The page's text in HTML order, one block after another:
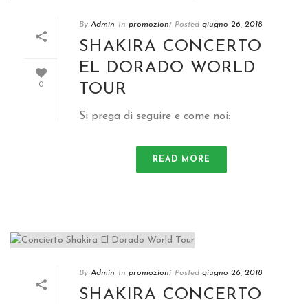
0
By Admin In promozioni Posted giugno 26, 2018
SHAKIRA CONCERTO
EL DORADO WORLD
TOUR
Si prega di seguire e come noi:
READ MORE
By Admin In promozioni Posted giugno 26, 2018
SHAKIRA CONCERTO